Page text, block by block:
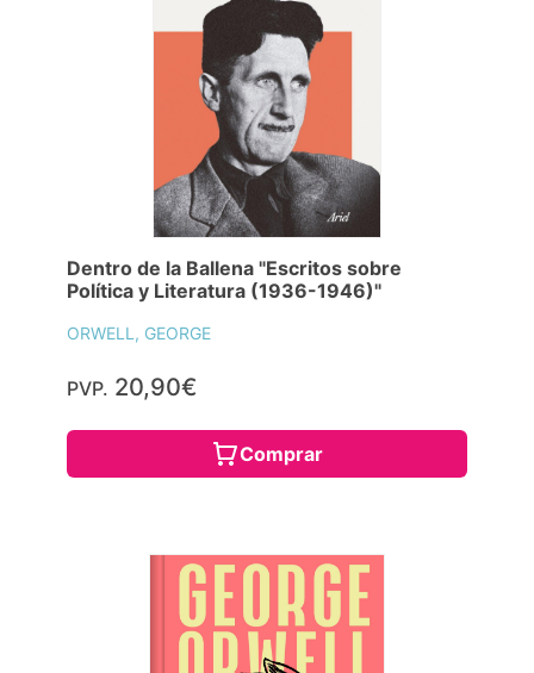
Dentro de la Ballena "Escritos sobre
Política y Literatura (1936-1946)"
ORWELL, GEORGE
PVP. 20,90€
Comprar